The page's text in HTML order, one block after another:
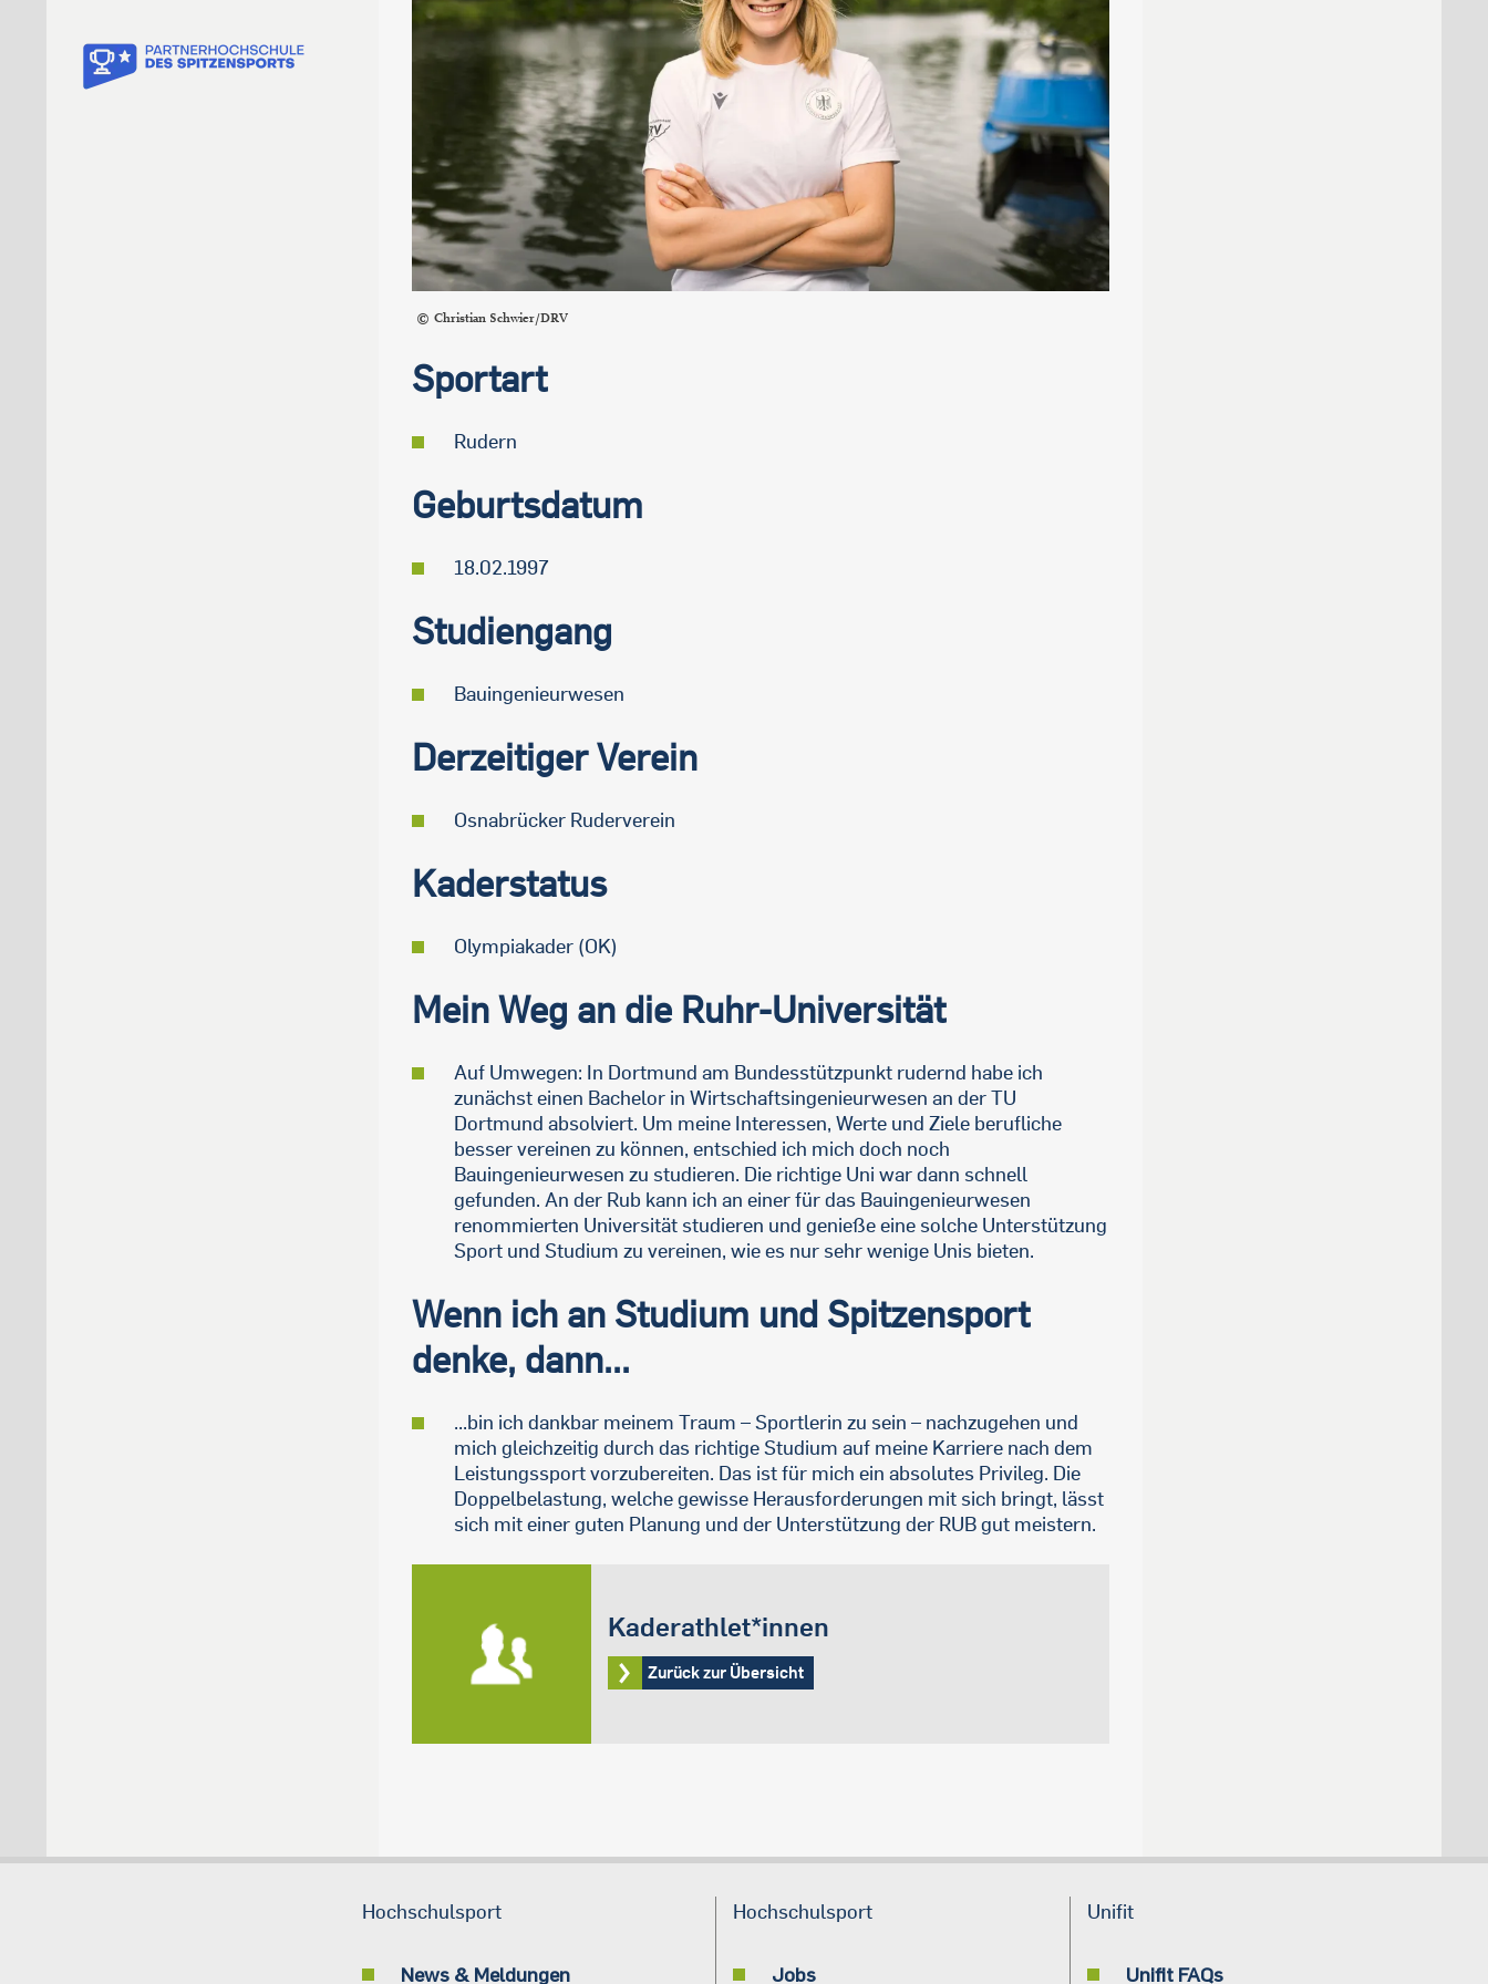
Christian Schwier/DRV
Sportart
Rudern
Geburtsdatum
18.02.1997
Studiengang
Bauingenieurwesen
Derzeitiger Verein
Osnabrücker Ruderverein
Kaderstatus
Olympiakader (OK)
Mein Weg an die Ruhr-Universität
Auf Umwegen: In Dortmund am Bundesstützpunkt rudernd habe ich
zunächst einen Bachelor in Wirtschaftsingenieurwesen an der TU
Dortmund absolviert. Um meine Interessen, Werte und Ziele berufliche
besser vereinen zu können, entschied ich mich doch noch
Bauingenieurwesen zu studieren. Die richtige Uni war dann schnell
gefunden. An der Rub kann ich an einer für das Bauingenieurwesen
renommierten Universität studieren und genieße eine solche Unterstützung
Sport und Studium zu vereinen, wie es nur sehr wenige Unis bieten.
Wenn ich an Studium und Spitzensport
denke, dann...
...bin ich dankbar meinem Traum – Sportlerin zu sein – nachzugehen und
mich gleichzeitig durch das richtige Studium auf meine Karriere nach dem
Leistungssport vorzubereiten. Das ist für mich ein absolutes Privileg. Die
Doppelbelastung, welche gewisse Herausforderungen mit sich bringt, lässt
sich mit einer guten Planung und der Unterstützung der RUB gut meistern.
Kaderathlet*innen
Zurück zur Übersicht
Hochschulsport
News & Meldungen
Hochschulsport
Jobs
Unifit
Unifit FAQs